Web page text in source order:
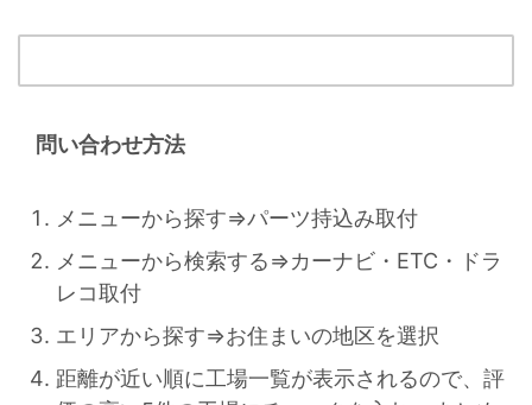
問い合わせ方法
メニューから探す⇒パーツ持込み取付
メニューから検索する⇒カーナビ・ETC・ドラ
レコ取付
エリアから探す⇒お住まいの地区を選択
距離が近い順に工場一覧が表示されるので、評